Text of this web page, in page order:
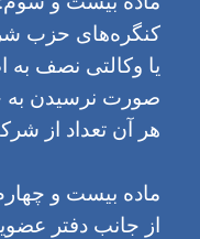
کنگره‌های حزب
یا وکالتی نصف به
صورت نرسیدن به
هر آن تعداد از
ماده بیست و
از جانب دفتر